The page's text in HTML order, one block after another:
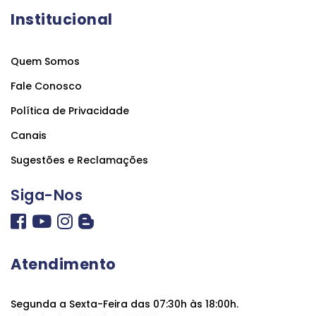
Institucional
Quem Somos
Fale Conosco
Política de Privacidade
Canais
Sugestões e Reclamações
Siga-Nos
Atendimento
Segunda a Sexta-Feira das 07:30h às 18:00h.